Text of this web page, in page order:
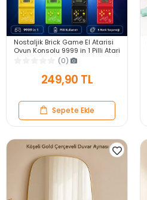
Nostaljik Brick Game El Atarisi
Oyun Konsolu 9999 in 1 Pilli Atari
Eğlenceli Çocuk Oyuncağı
(0)
249,90 TL
Sepete Ekle